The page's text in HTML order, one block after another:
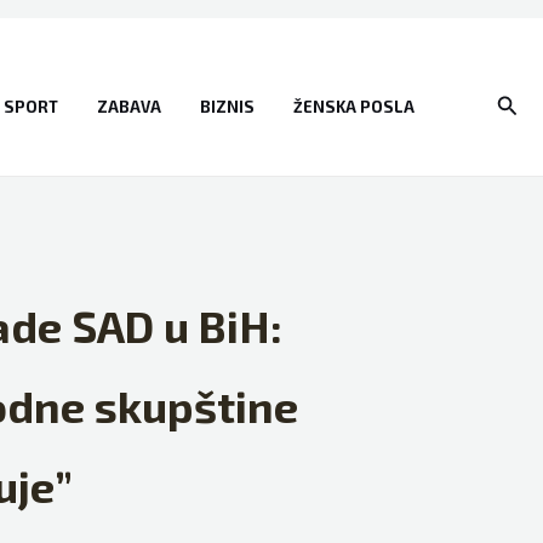
SPORT ZABAVA BIZNIS ŽENSKA POSLA
SAD u BiH:
skupštine